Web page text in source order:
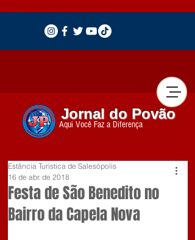
Jornal do Povão
Aqui Você Faz a Diferença
Festa de São Benedito no
Bairro da Capela Nova
Estância Turística de Salesópolis
16 de abr. de 2018